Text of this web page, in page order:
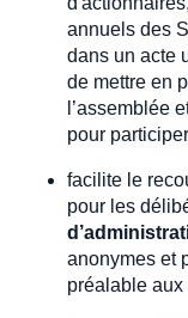
annuels des
dans un acte
de mettre en
l’assemblée
pour
facilite le
pour les
anonymes et
préalable